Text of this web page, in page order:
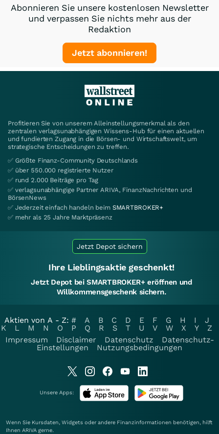
Abonnieren Sie unsere kostenlosen Newsletter
und verpassen Sie nichts mehr aus der
Redaktion
Jetzt abonnieren!
Profitieren Sie von unserem Alleinstellungsmerkmal als den
zentralen verlagsunabhängigen Wissens-Hub für einen aktuellen
und fundierten Zugang in die Börsen- und Wirtschaftswelt, um
strategische Entscheidungen zu treffen.
✅ Größte Finanz-Community Deutschlands
✅ über 550.000 registrierte Nutzer
✅ rund 2.000 Beiträge pro Tag
✅ verlagsunabhängige Partner ARIVA, FinanzNachrichten und
BörsenNews
✅ Jederzeit einfach handeln beim SMARTBROKER+
✅ mehr als 25 Jahre Marktpräsenz
Jetzt Depot sichern
Ihre Lieblingsaktie geschenkt!
Jetzt Depot bei SMARTBROKER+ eröffnen und
Willkommensgeschenk sichern.
Aktien von A - Z: # A B C D E F G H I
J
K
L M N O P Q R S T U V W X Y
Z
Impressum
Disclaimer Datenschutz
Datenschutz-
Einstellungen
Nutzungsbedingungen
Unsere Apps:
Wenn Sie Kursdaten, Widgets oder andere Finanzinformationen benötigen, hilft
Ihnen ARIVA gerne.